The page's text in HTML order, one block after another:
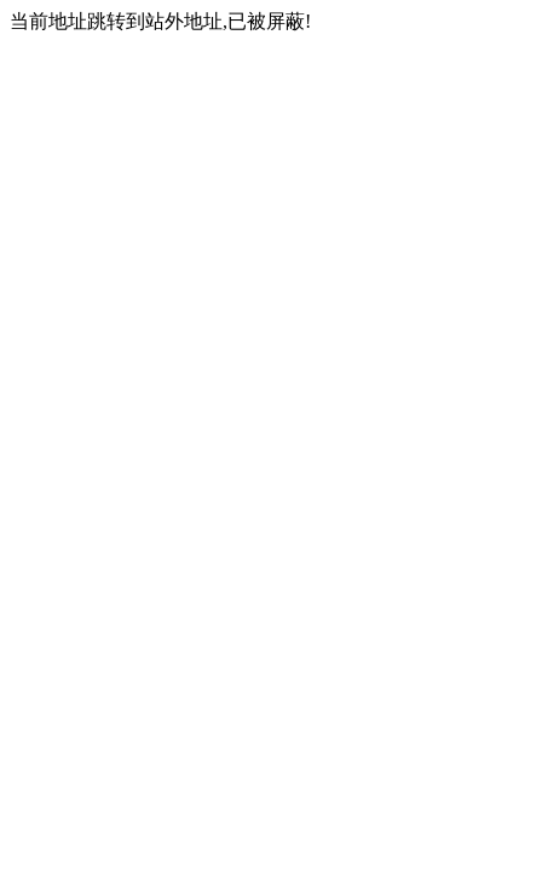
当前地址跳转到站外地址,已被屏蔽!